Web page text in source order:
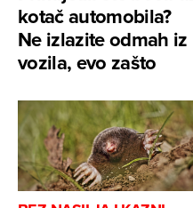
kotač automobila?
Ne izlazite odmah iz
vozila, evo zašto